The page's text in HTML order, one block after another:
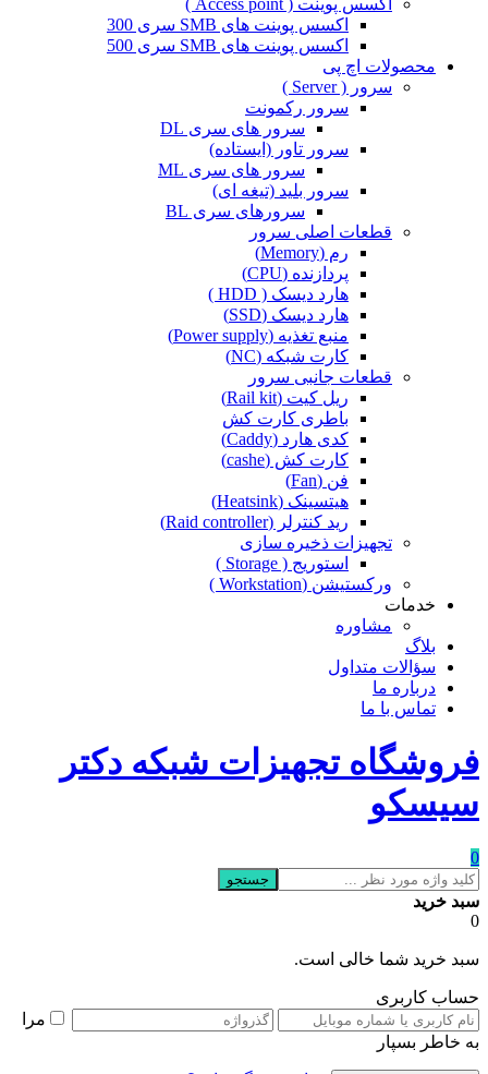
اکسس پوینت ( Access point )
اکسس پوینت های SMB سری 300
اکسس پوینت های SMB سری 500
محصولات اچ پی
سرور ( Server )
سرور رکمونت
سرور های سری DL
سرور تاور (ایستاده)
سرور های سری ML
سرور بلید (تیغه ای)
سرورهای سری BL
قطعات اصلی سرور
رم (Memory)
پردازنده (CPU)
هارد دیسک ( HDD )
هارد دیسک (SSD)
منبع تغذیه (Power supply)
کارت شبکه (NC)
قطعات جانبی سرور
ریل کیت (Rail kit)
باطری کارت کش
کدی هارد (Caddy)
کارت کش (cashe)
فن (Fan)
هیتسینک (Heatsink)
رید کنترلر (Raid controller)
تجهیزات ذخیره سازی
استوریج ( Storage )
ورکستیشن (Workstation )
خدمات
مشاوره
بلاگ
سؤالات متداول
درباره ما
تماس با ما
فروشگاه تجهیزات شبکه دکتر
سیسکو
0
جستجو
سبد خرید
0
سبد خرید شما خالی است.
حساب کاربری
مرا
به خاطر بسپار